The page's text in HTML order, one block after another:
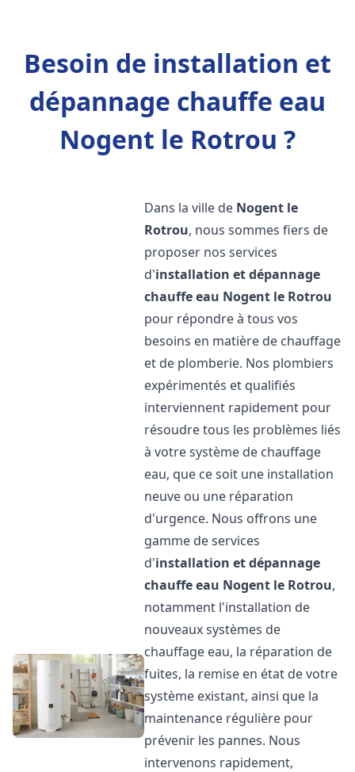
Besoin de installation et
dépannage chauffe eau
Nogent le Rotrou ?
Dans la ville de Nogent le
Rotrou, nous sommes fiers de
proposer nos services
d'installation et dépannage
chauffe eau Nogent le Rotrou
pour répondre à tous vos
besoins en matière de chauffage
et de plomberie. Nos plombiers
expérimentés et qualifiés
interviennent rapidement pour
résoudre tous les problèmes liés
à votre système de chauffage
eau, que ce soit une installation
neuve ou une réparation
d'urgence. Nous offrons une
gamme de services
d'installation et dépannage
chauffe eau Nogent le Rotrou,
notamment l'installation de
nouveaux systèmes de
chauffage eau, la réparation de
fuites, la remise en état de votre
système existant, ainsi que la
maintenance régulière pour
prévenir les pannes. Nous
intervenons rapidement,